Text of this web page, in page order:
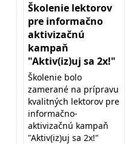
Školenie lektorov
pre informačno
aktivizačnú
kampaň
"Aktiv(iz)uj sa 2x!"
Školenie bolo
zamerané na prípravu
kvalitných lektorov pre
informačno-
aktivizačnú kampaň
"Aktiv(iz)uj sa 2x!"